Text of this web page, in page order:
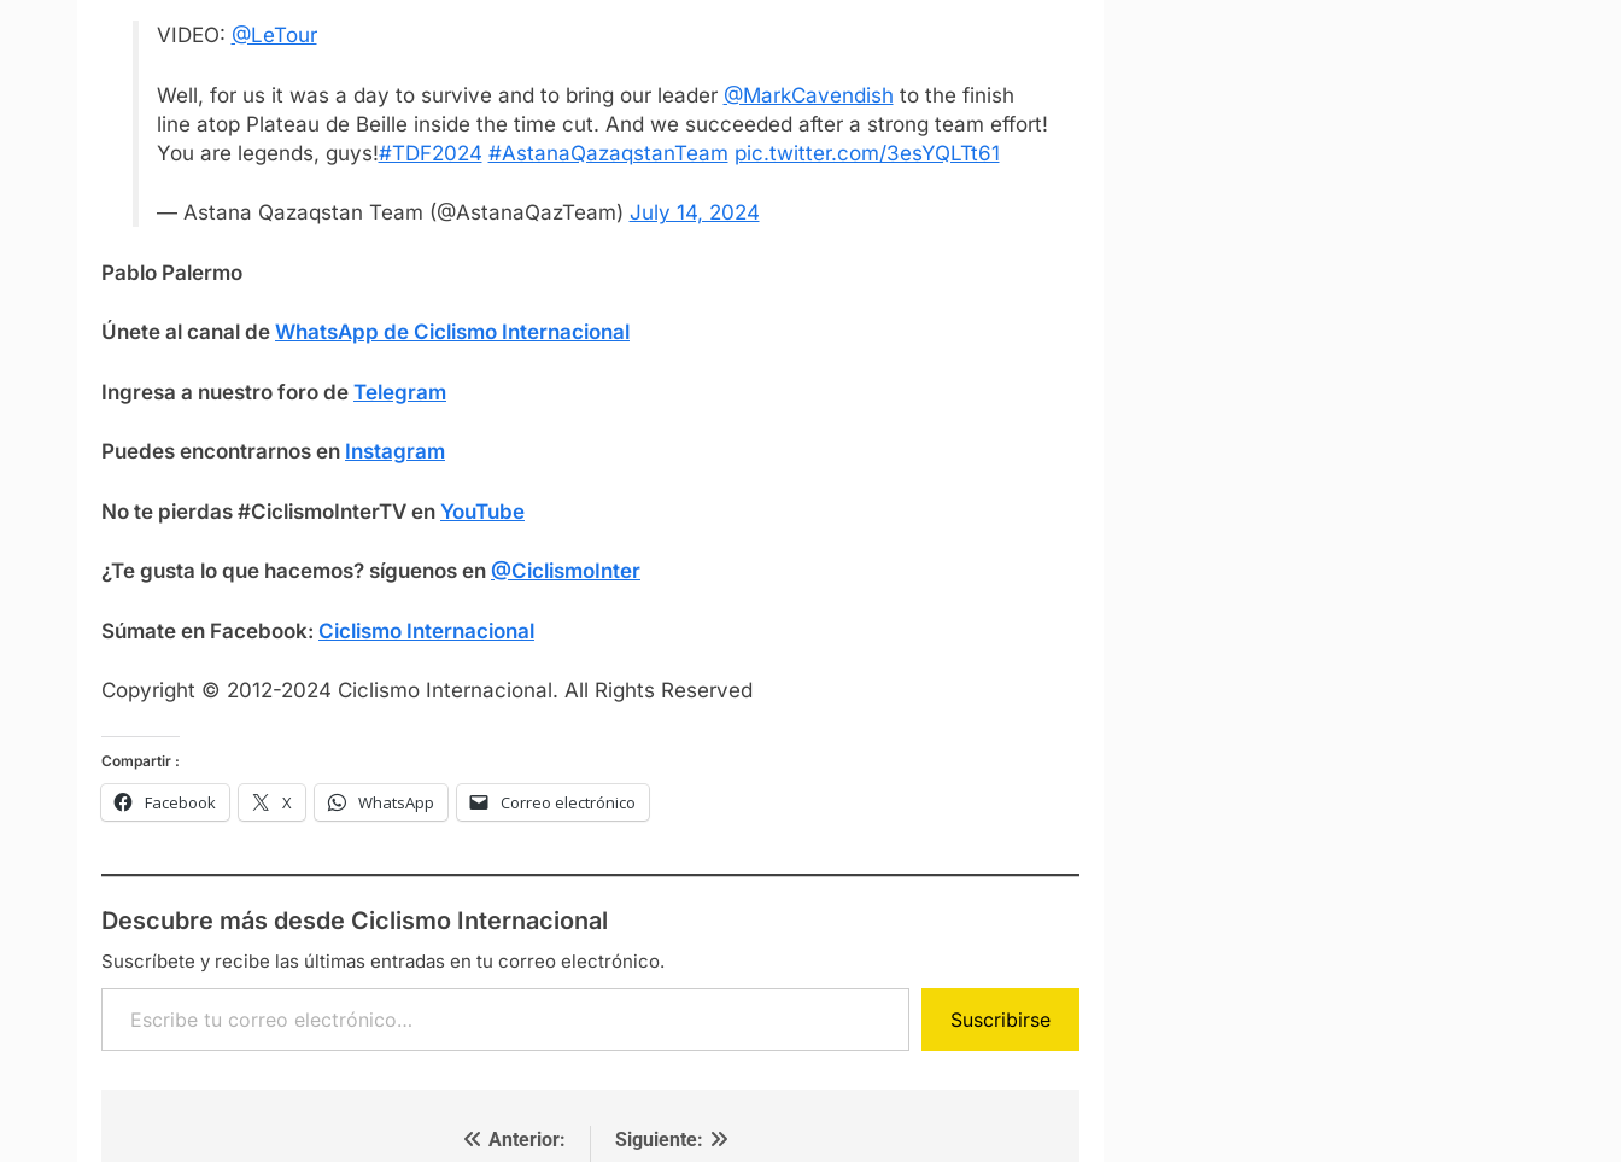
VIDEO: @LeTour
Well, for us it was a day to survive and to bring our leader @MarkCavendish to the finish
line atop Plateau de Beille inside the time cut. And we succeeded after a strong team effort!
You are legends, guys!#TDF2024 #AstanaQazaqstanTeam pic.twitter.com/3esYQLTt61
— Astana Qazaqstan Team (@AstanaQazTeam) July 14, 2024
Pablo Palermo
Únete al canal de WhatsApp de Ciclismo Internacional
Ingresa a nuestro foro de Telegram
Puedes encontrarnos en Instagram
No te pierdas #CiclismoInterTV en YouTube
¿Te gusta lo que hacemos? síguenos en @CiclismoInter
Súmate en Facebook: Ciclismo Internacional
Copyright © 2012-2024 Ciclismo Internacional. All Rights Reserved
Compartir :
Facebook X WhatsApp Correo electrónico
Descubre más desde Ciclismo Internacional
Suscríbete y recibe las últimas entradas en tu correo electrónico.
Escribe tu correo electrónico…
Suscribirse
Anterior: Siguiente: